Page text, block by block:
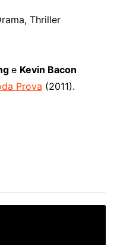
Thriller
e Kevin Bacon
Prova (2011).